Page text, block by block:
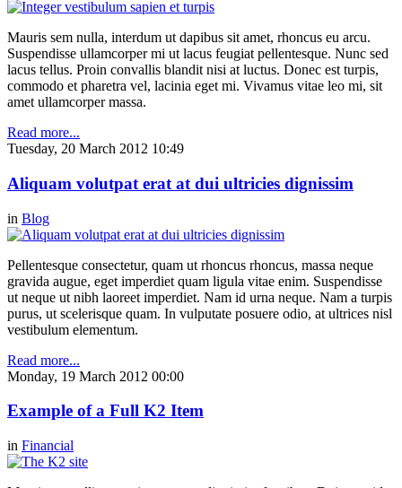
Mauris sem nulla, interdum ut dapibus sit amet, rhoncus eu arcu.
Suspendisse ullamcorper mi ut lacus feugiat pellentesque. Nunc sed
lacus tellus. Proin convallis blandit nisi at luctus. Donec est turpis,
commodo et pharetra vel, lacinia eget mi. Vivamus vitae leo mi, sit
amet ullamcorper massa.
Read more...
Tuesday, 20 March 2012 10:49
Aliquam volutpat erat at dui ultricies dignissim
in Blog
Pellentesque consectetur, quam ut rhoncus rhoncus, massa neque
gravida augue, eget imperdiet quam ligula vitae enim. Suspendisse
ut neque ut nibh laoreet imperdiet. Nam id urna neque. Nam a turpis
purus, ut scelerisque quam. In vulputate posuere odio, at ultrices nisl
vestibulum elementum.
Read more...
Monday, 19 March 2012 00:00
Example of a Full K2 Item
in Financial